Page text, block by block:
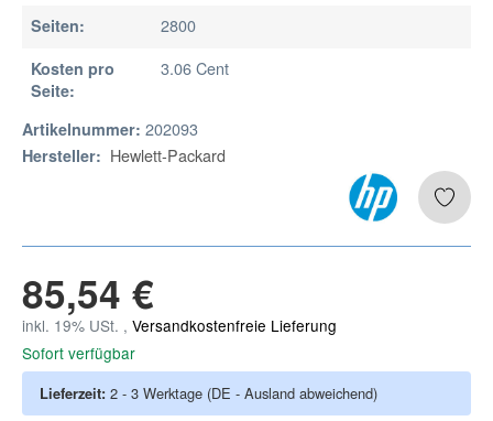
Seiten: 2800
Kosten pro
Seite:
3.06 Cent
Artikelnummer: 202093
Hersteller: Hewlett-Packard
85,54 €
inkl. 19% USt. , Versandkostenfreie Lieferung
Sofort verfügbar
Lieferzeit: 2 - 3 Werktage (DE - Ausland abweichend)